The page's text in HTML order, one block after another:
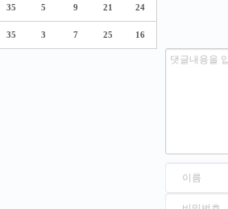
35 5 9 21 24
35 3 7 25 16